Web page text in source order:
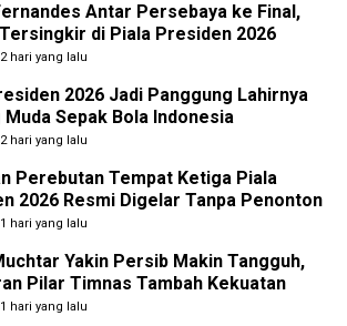
Antar Persebaya ke Final,
di Piala Presiden 2026
hari yang lalu
2026 Jadi Panggung Lahirnya
Muda Sepak Bola Indonesia
hari yang lalu
Perebutan Tempat Ketiga Piala
2026 Resmi Digelar Tanpa Penonton
hari yang lalu
Yakin Persib Makin Tangguh,
Pilar Timnas Tambah Kekuatan
hari yang lalu